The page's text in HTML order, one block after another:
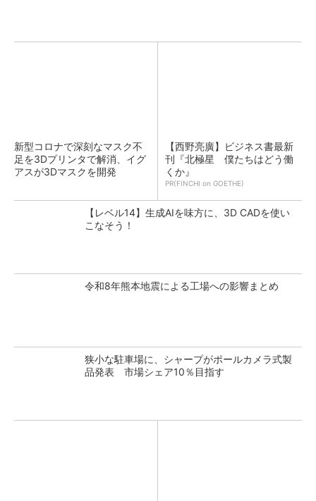
新型コロナで深刻なマスク不
足を3Dプリンタで解消、イグ
アスが3Dマスクを開発
【西野亮廣】ビジネス書最新
刊『北極星 僕たちはどう働
くか』
PR(FINCHI on GOETHE)
【レベル14】生成AIを味方に、3D CADを使い
こなそう！
令和8年熊本地震による工場への影響まとめ
狭小な駐車場に、シャープがポールカメラ式製
品発表 市場シェア10％目指す